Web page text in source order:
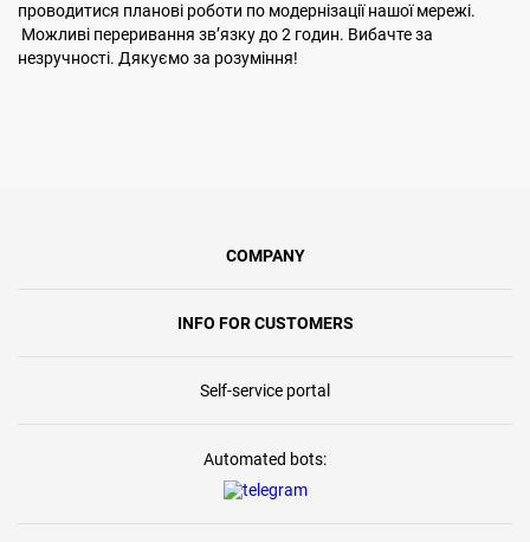
проводитися планові роботи по модернізації нашої мережі.
Можливі переривання звʼязку до 2 годин. Вибачте за
незручності. Дякуємо за розуміння!
COMPANY
INFO FOR CUSTOMERS
Self-service portal
Automated bots: